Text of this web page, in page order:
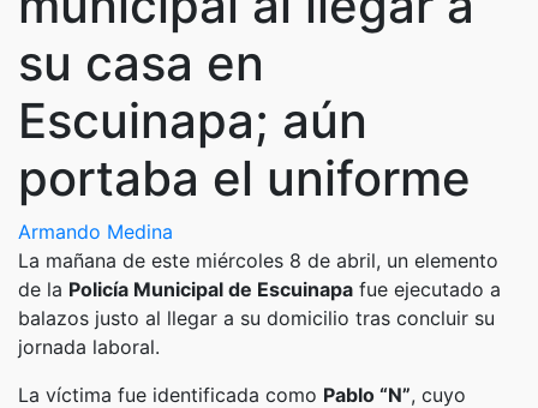
su casa en
Escuinapa; aún
portaba el uniforme
Armando Medina
La mañana de este miércoles 8 de abril, un elemento
de la Policía Municipal de Escuinapa fue ejecutado a
balazos justo al llegar a su domicilio tras concluir su
jornada laboral.
​La víctima fue identificada como Pablo “N”, cuyo